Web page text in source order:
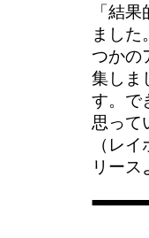
「結
まし
つかの
集しま
す。で
思って
（レ
リース